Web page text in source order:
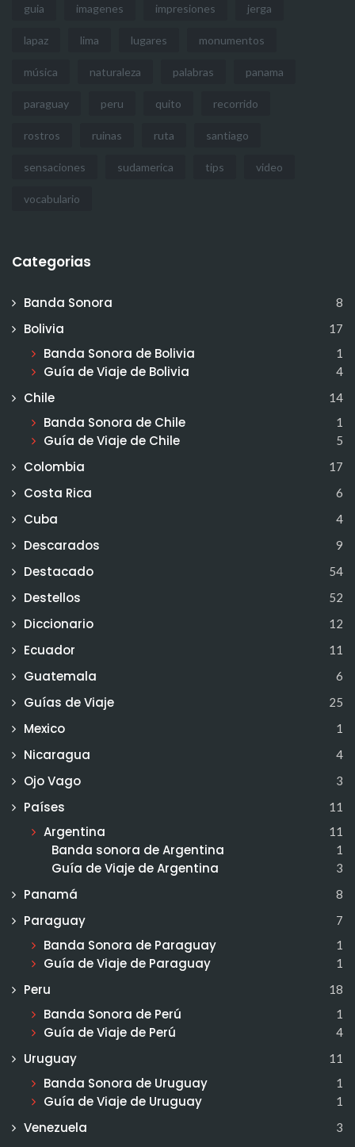
guia imagenes impresiones jerga
lapaz lima lugares monumentos
música naturaleza palabras panama
paraguay peru quito recorrido
rostros ruinas ruta santiago
sensaciones sudamerica tips video
vocabulario
Categorias
Banda Sonora 8
Bolivia 17
Banda Sonora de Bolivia 1
Guía de Viaje de Bolivia 4
Chile 14
Banda Sonora de Chile 1
Guía de Viaje de Chile 5
Colombia 17
Costa Rica 6
Cuba 4
Descarados 9
Destacado 54
Destellos 52
Diccionario 12
Ecuador 11
Guatemala 6
Guías de Viaje 25
Mexico 1
Nicaragua 4
Ojo Vago 3
Países 11
Argentina 11
Banda sonora de Argentina 1
Guía de Viaje de Argentina 3
Panamá 8
Paraguay 7
Banda Sonora de Paraguay 1
Guía de Viaje de Paraguay 1
Peru 18
Banda Sonora de Perú 1
Guía de Viaje de Perú 4
Uruguay 11
Banda Sonora de Uruguay 1
Guía de Viaje de Uruguay 1
Venezuela 3